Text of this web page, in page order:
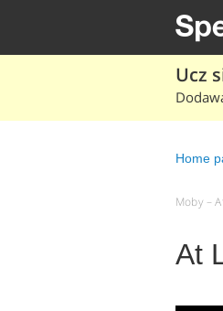
Ucz
Home
Moby –
At